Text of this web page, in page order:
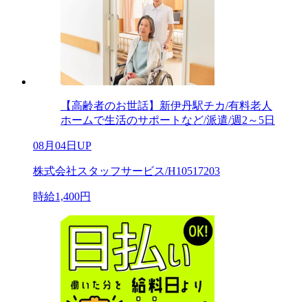
【高齢者のお世話】新伊丹駅チカ/有料老人
ホームで生活のサポートなど/派遣/週2～5日
08月04日UP
株式会社スタッフサービス/H10517203
時給1,400円